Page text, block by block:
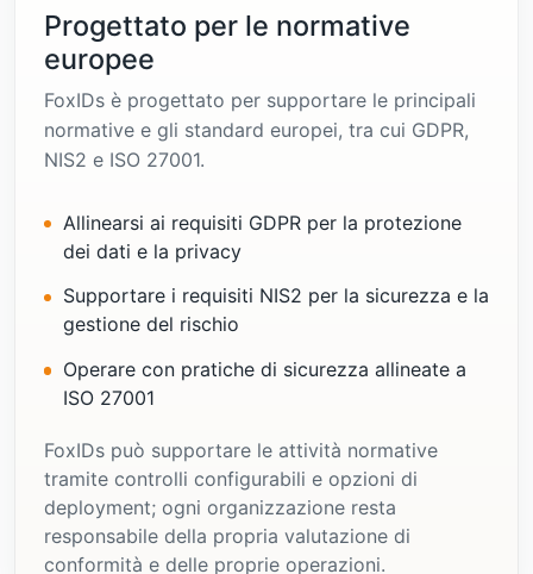
Progettato per le normative
europee
FoxIDs è progettato per supportare le principali
normative e gli standard europei, tra cui GDPR,
NIS2 e ISO 27001.
Allinearsi ai requisiti GDPR per la protezione
dei dati e la privacy
Supportare i requisiti NIS2 per la sicurezza e la
gestione del rischio
Operare con pratiche di sicurezza allineate a
ISO 27001
FoxIDs può supportare le attività normative
tramite controlli configurabili e opzioni di
deployment; ogni organizzazione resta
responsabile della propria valutazione di
conformità e delle proprie operazioni.